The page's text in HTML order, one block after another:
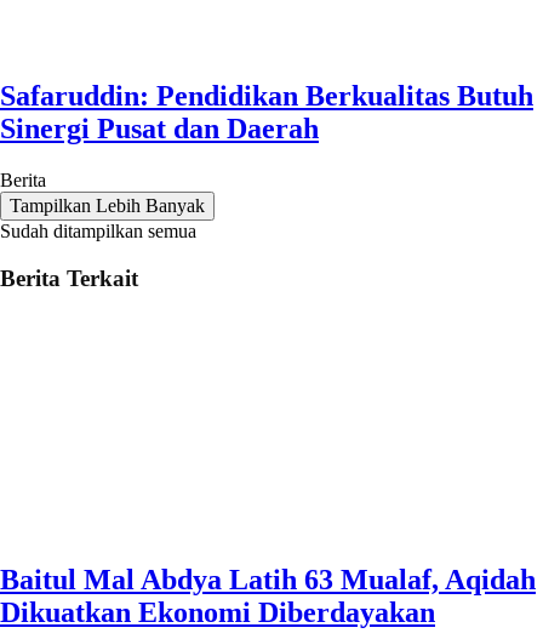
Safaruddin: Pendidikan Berkualitas Butuh
Sinergi Pusat dan Daerah
Berita
Tampilkan Lebih Banyak
Sudah ditampilkan semua
Berita Terkait
Baitul Mal Abdya Latih 63 Mualaf, Aqidah
Dikuatkan Ekonomi Diberdayakan